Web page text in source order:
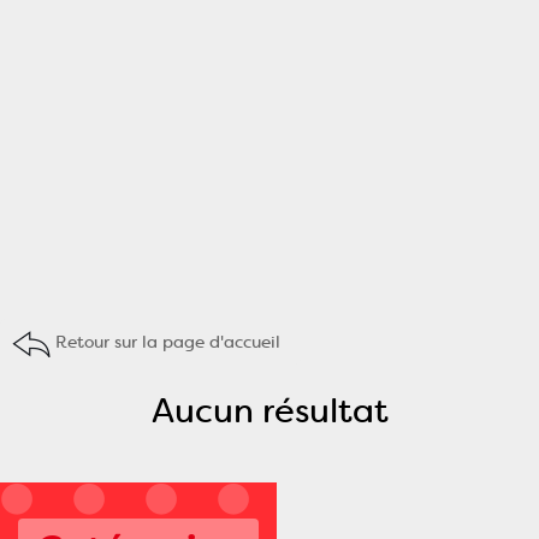
Retour sur la page d'accueil
Aucun résultat